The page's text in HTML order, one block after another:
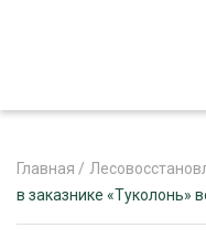
Главная /
в заказнике «Туколонь»